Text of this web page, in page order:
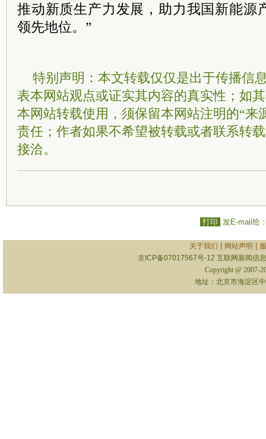
推动新质生产力发展，助力我国新能源
领先地位。”
特别声明：本文转载仅仅是出于传播信
表本网站观点或证实其内容的真实性；如
本网站转载使用，须保留本网站注明的“来
责任；作者如果不希望被转载或者联系转
接洽。
打印 发E-mail给
关于我们 网站声明
京ICP备07017567号-12 互联网新闻信
Copyright @ 2007-
地址：北京市海淀区